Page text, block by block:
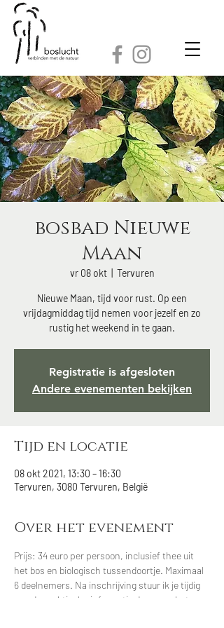
bosbad Nieuwe
Maan
vr 08 okt
  |
Tervuren
Nieuwe Maan, tijd voor rust. Op een
vrijdagmiddag tijd nemen voor jezelf en zo
rustig het weekend in te gaan.
Registratie is afgesloten
Andere evenementen bekijken
Tijd en locatie
08 okt 2021, 13:30 – 16:30
Tervuren, 3080 Tervuren, België
Over het evenement
Prijs: 34 euro per persoon, inclusief thee uit
het bos en biologisch tussendoortje. Maximaal
6 deelnemers. Na inschrijving stuur ik je tijdig
nog de praktische informatie door voor het